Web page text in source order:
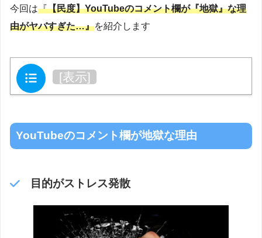
今回は『【民度】YouTubeのコメント欄が『地獄』な理
由がヤバすぎた…』を紹介します
目次 [表示]
YouTubeのコメント欄が地獄な理由
目的がストレス発散